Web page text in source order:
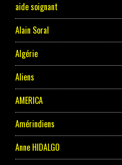
aide soignant
Alain Soral
Algérie
Aliens
AMERICA
Amérindiens
Anne HIDALGO